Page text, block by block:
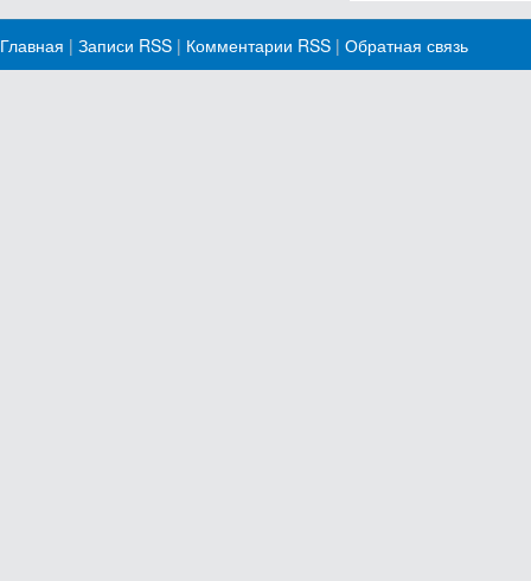
Главная | Записи RSS | Комментарии RSS | Обратная связь